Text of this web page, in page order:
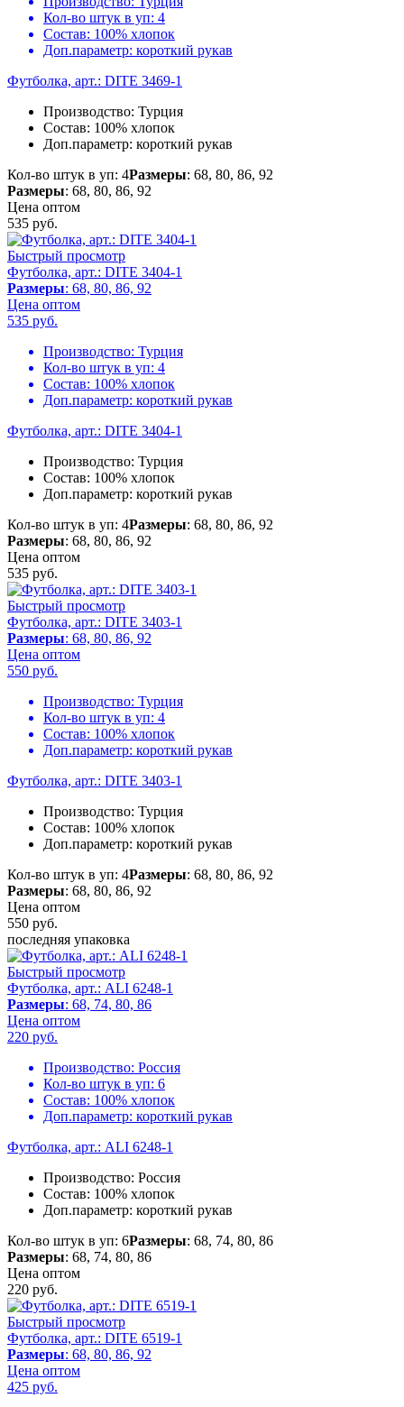
Кол-во штук в уп: 4
Состав: 100% хлопок
Доп.параметр: короткий рукав
Футболка, арт.: DITE 3469-1
Производство: Турция
Состав: 100% хлопок
Доп.параметр: короткий рукав
Кол-во штук в уп: 4Размеры: 68, 80, 86, 92
Размеры: 68, 80, 86, 92
Цена оптом
535 руб.
Быстрый просмотр
Футболка, арт.: DITE 3404-1
Размеры: 68, 80, 86, 92
Цена оптом
535 руб.
Производство: Турция
Кол-во штук в уп: 4
Состав: 100% хлопок
Доп.параметр: короткий рукав
Футболка, арт.: DITE 3404-1
Производство: Турция
Состав: 100% хлопок
Доп.параметр: короткий рукав
Кол-во штук в уп: 4Размеры: 68, 80, 86, 92
Размеры: 68, 80, 86, 92
Цена оптом
535 руб.
Быстрый просмотр
Футболка, арт.: DITE 3403-1
Размеры: 68, 80, 86, 92
Цена оптом
550 руб.
Производство: Турция
Кол-во штук в уп: 4
Состав: 100% хлопок
Доп.параметр: короткий рукав
Футболка, арт.: DITE 3403-1
Производство: Турция
Состав: 100% хлопок
Доп.параметр: короткий рукав
Кол-во штук в уп: 4Размеры: 68, 80, 86, 92
Размеры: 68, 80, 86, 92
Цена оптом
550 руб.
последняя упаковка
Быстрый просмотр
Футболка, арт.: ALI 6248-1
Размеры: 68, 74, 80, 86
Цена оптом
220 руб.
Производство: Россия
Кол-во штук в уп: 6
Состав: 100% хлопок
Доп.параметр: короткий рукав
Футболка, арт.: ALI 6248-1
Производство: Россия
Состав: 100% хлопок
Доп.параметр: короткий рукав
Кол-во штук в уп: 6Размеры: 68, 74, 80, 86
Размеры: 68, 74, 80, 86
Цена оптом
220 руб.
Быстрый просмотр
Футболка, арт.: DITE 6519-1
Размеры: 68, 80, 86, 92
Цена оптом
425 руб.